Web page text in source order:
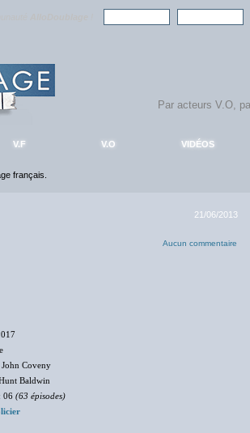
V.F V.O VIDÉOS
français.
21/06/2013
Aucun commentaire
John Coveny
: 06 (63 épisodes)